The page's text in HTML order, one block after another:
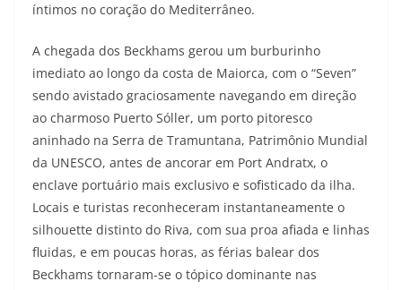
íntimos no coração do Mediterrâneo.
A chegada dos Beckhams gerou um burburinho
imediato ao longo da costa de Maiorca, com o “Seven”
sendo avistado graciosamente navegando em direção
ao charmoso Puerto Sóller, um porto pitoresco
aninhado na Serra de Tramuntana, Patrimônio Mundial
da UNESCO, antes de ancorar em Port Andratx, o
enclave portuário mais exclusivo e sofisticado da ilha.
Locais e turistas reconheceram instantaneamente o
silhouette distinto do Riva, com sua proa afiada e linhas
fluidas, e em poucas horas, as férias balear dos
Beckhams tornaram-se o tópico dominante nas